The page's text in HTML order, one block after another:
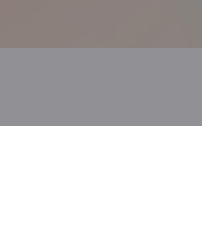
sur le bouton pour